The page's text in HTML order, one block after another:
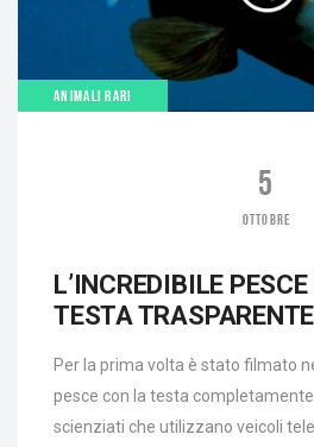
ANIMALI RARI
5
OTTOBRE
L’INCREDIBILE
TESTA TRASPARENTE
Per la prima volta è stato filmato
pesce con la testa
scienziati che utilizzano veicoli